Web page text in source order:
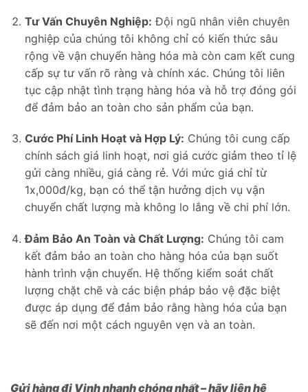
Tư Vấn Chuyên Nghiệp: Đội ngũ nhân viên chuyên
nghiệp của chúng tôi không chỉ có kiến thức sâu
rộng về vận chuyển hàng hóa mà còn cam kết cung
cấp sự tư vấn rõ ràng và chính xác. Chúng tôi liên
tục cập nhật tình trạng hàng hóa và hỗ trợ đóng gói
để đảm bảo an toàn cho sản phẩm của bạn.
Cước Phí Linh Hoạt và Hợp Lý: Chúng tôi cung cấp
chính sách giá linh hoạt, nơi giá cước giảm theo tỉ lệ
gửi càng nhiều, giá càng rẻ. Với mức giá chỉ từ
1x,000đ/kg, bạn có thể tận hưởng dịch vụ vận
chuyển chất lượng mà không lo lắng về chi phí lớn.
Đảm Bảo An Toàn và Chất Lượng: Chúng tôi cam
kết đảm bảo an toàn cho hàng hóa của bạn suốt
hành trình vận chuyển. Hệ thống kiểm soát chất
lượng chặt chẽ và các biện pháp bảo vệ đặc biệt
được áp dụng để đảm bảo rằng hàng hóa của bạn
sẽ đến nơi một cách nguyên vẹn và an toàn.
Gửi hàng đi Vinh nhanh chóng nhất – hãy liên hệ